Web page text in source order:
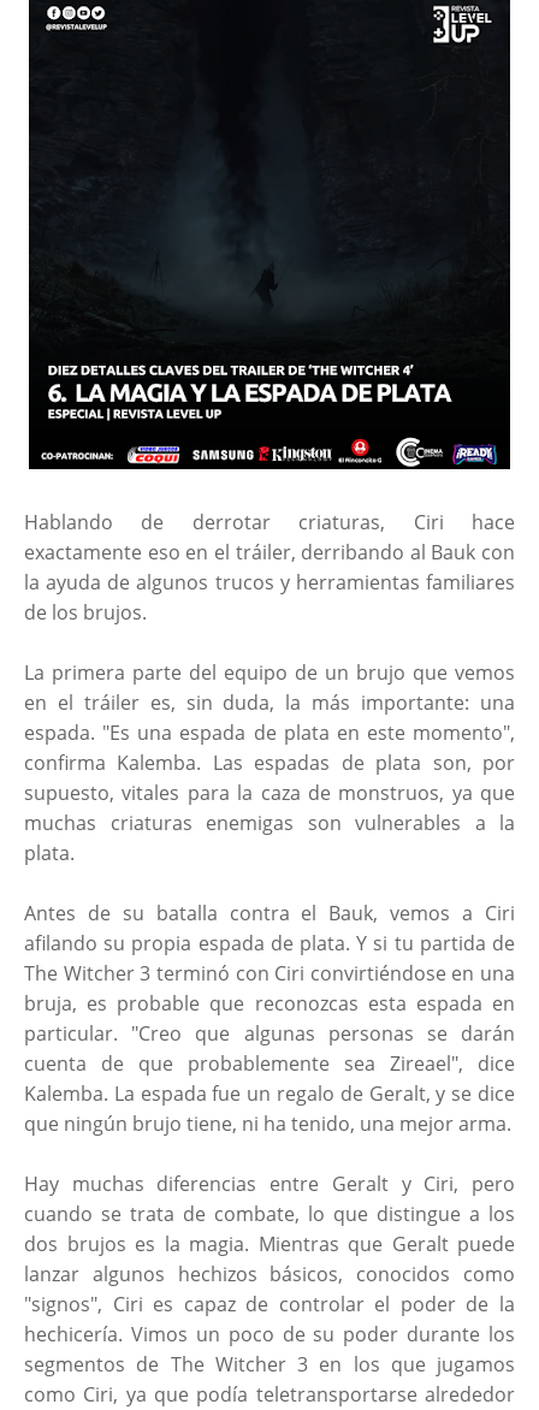
Hablando de derrotar criaturas, Ciri hace
exactamente eso en el tráiler, derribando al Bauk con
la ayuda de algunos trucos y herramientas familiares
de los brujos.
La primera parte del equipo de un brujo que vemos
en el tráiler es, sin duda, la más importante: una
espada. "Es una espada de plata en este momento",
confirma Kalemba. Las espadas de plata son, por
supuesto, vitales para la caza de monstruos, ya que
muchas criaturas enemigas son vulnerables a la
plata.
Antes de su batalla contra el Bauk, vemos a Ciri
afilando su propia espada de plata. Y si tu partida de
The Witcher 3 terminó con Ciri convirtiéndose en una
bruja, es probable que reconozcas esta espada en
particular. "Creo que algunas personas se darán
cuenta de que probablemente sea Zireael", dice
Kalemba. La espada fue un regalo de Geralt, y se dice
que ningún brujo tiene, ni ha tenido, una mejor arma.
Hay muchas diferencias entre Geralt y Ciri, pero
cuando se trata de combate, lo que distingue a los
dos brujos es la magia. Mientras que Geralt puede
lanzar algunos hechizos básicos, conocidos como
"signos", Ciri es capaz de controlar el poder de la
hechicería. Vimos un poco de su poder durante los
segmentos de The Witcher 3 en los que jugamos
como Ciri, ya que podía teletransportarse alrededor